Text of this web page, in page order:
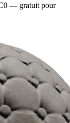
— gratuit pour